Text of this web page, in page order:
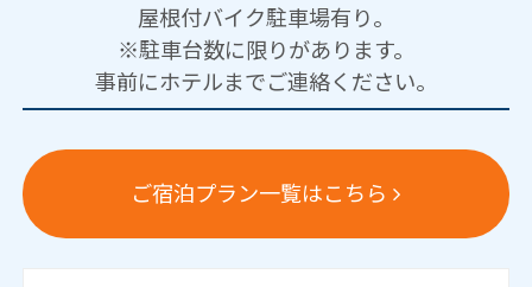
屋根付バイク駐車場有り。
※駐車台数に限りがあります。
事前にホテルまでご連絡ください。
ご宿泊プラン一覧はこちら